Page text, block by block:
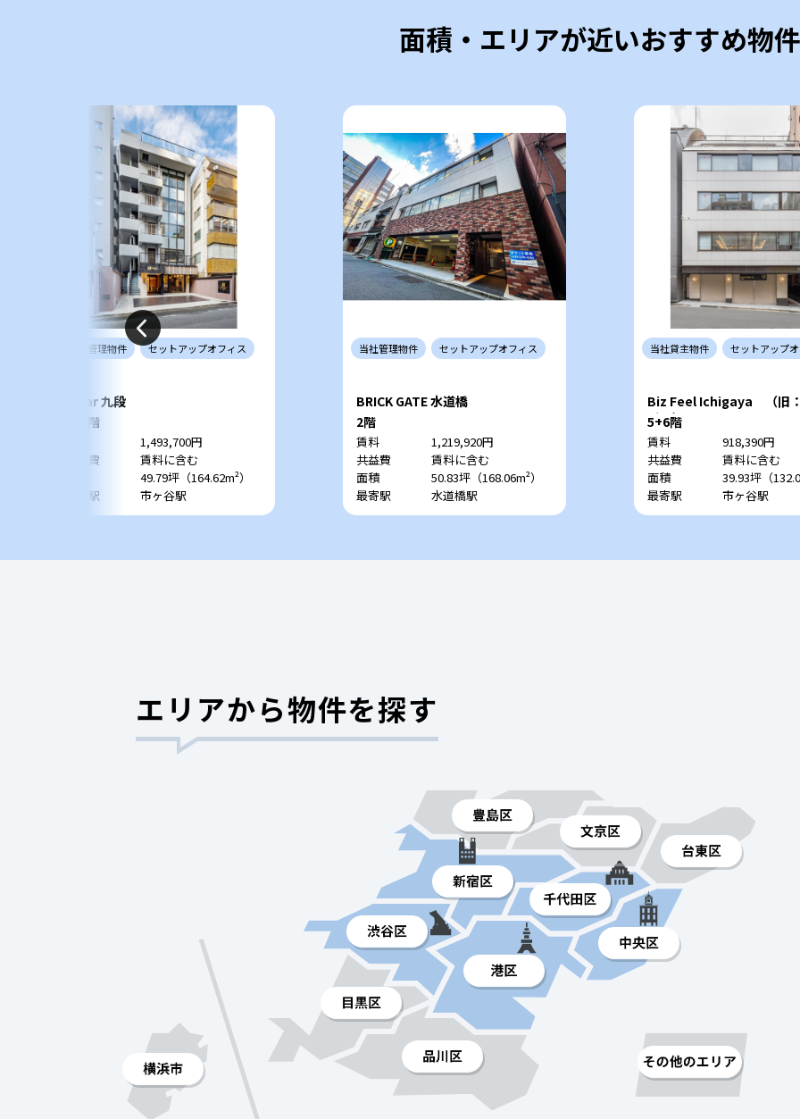
面積・エリアが近いおすすめ物件
管理物件 セットアップオフィス
Polar 九段
6+7階
1,493,700円
共益費
賃料に含む
49.79坪（164.62m²）
最寄駅
市ヶ谷駅
当社管理物件 セットアップオフィス
BRICK GATE 水道橋
2階
賃料
1,219,920円
共益費
賃料に含む
面積
50.83坪（168.06m²）
最寄駅
水道橋駅
当社貸主物件 セットアップ
Biz Feel Ichigaya （旧
ビル）
5+6階
賃料
918,390円
共益費
賃料に含む
面積
39.93坪（
最寄駅
市ヶ谷駅
エリアから物件を探す